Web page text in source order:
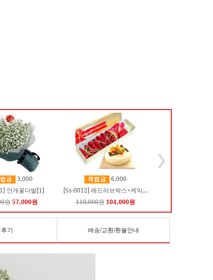
3,000
안개꽃다발[1]
원 57,000원
6,000
[Ss-0012] 레드러브박스+케익세트상품
110,000원 104,000원
기 배송/교환/환불안내